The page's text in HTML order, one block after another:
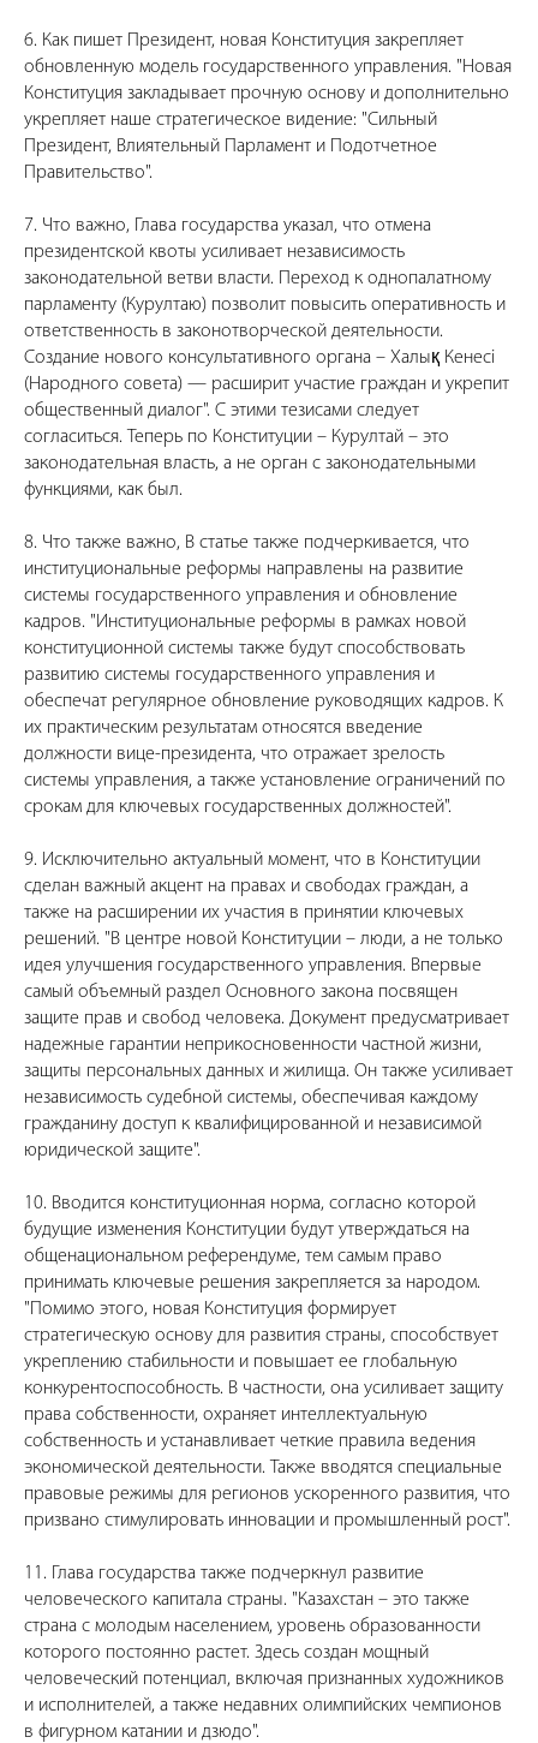
6. Как пишет Президент, новая Конституция закрепляет
обновленную модель государственного управления. "Новая
Конституция закладывает прочную основу и дополнительно
укрепляет наше стратегическое видение: "Сильный
Президент, Влиятельный Парламент и Подотчетное
Правительство".
7. Что важно, Глава государства указал, что отмена
президентской квоты усиливает независимость
законодательной ветви власти. Переход к однопалатному
парламенту (Курултаю) позволит повысить оперативность и
ответственность в законотворческой деятельности.
Создание нового консультативного органа – Халық Кенесі
(Народного совета) — расширит участие граждан и укрепит
общественный диалог". С этими тезисами следует
согласиться. Теперь по Конституции – Курултай – это
законодательная власть, а не орган с законодательными
функциями, как был.
8. Что также важно, В статье также подчеркивается, что
институциональные реформы направлены на развитие
системы государственного управления и обновление
кадров. "Институциональные реформы в рамках новой
конституционной системы также будут способствовать
развитию системы государственного управления и
обеспечат регулярное обновление руководящих кадров. К
их практическим результатам относятся введение
должности вице-президента, что отражает зрелость
системы управления, а также установление ограничений по
срокам для ключевых государственных должностей".
9. Исключительно актуальный момент, что в Конституции
сделан важный акцент на правах и свободах граждан, а
также на расширении их участия в принятии ключевых
решений. "В центре новой Конституции – люди, а не только
идея улучшения государственного управления. Впервые
самый объемный раздел Основного закона посвящен
защите прав и свобод человека. Документ предусматривает
надежные гарантии неприкосновенности частной жизни,
защиты персональных данных и жилища. Он также усиливает
независимость судебной системы, обеспечивая каждому
гражданину доступ к квалифицированной и независимой
юридической защите".
10. Вводится конституционная норма, согласно которой
будущие изменения Конституции будут утверждаться на
общенациональном референдуме, тем самым право
принимать ключевые решения закрепляется за народом.
"Помимо этого, новая Конституция формирует
стратегическую основу для развития страны, способствует
укреплению стабильности и повышает ее глобальную
конкурентоспособность. В частности, она усиливает защиту
права собственности, охраняет интеллектуальную
собственность и устанавливает четкие правила ведения
экономической деятельности. Также вводятся специальные
правовые режимы для регионов ускоренного развития, что
призвано стимулировать инновации и промышленный рост".
11. Глава государства также подчеркнул развитие
человеческого капитала страны. "Казахстан – это также
страна с молодым населением, уровень образованности
которого постоянно растет. Здесь создан мощный
человеческий потенциал, включая признанных художников
и исполнителей, а также недавних олимпийских чемпионов
в фигурном катании и дзюдо".